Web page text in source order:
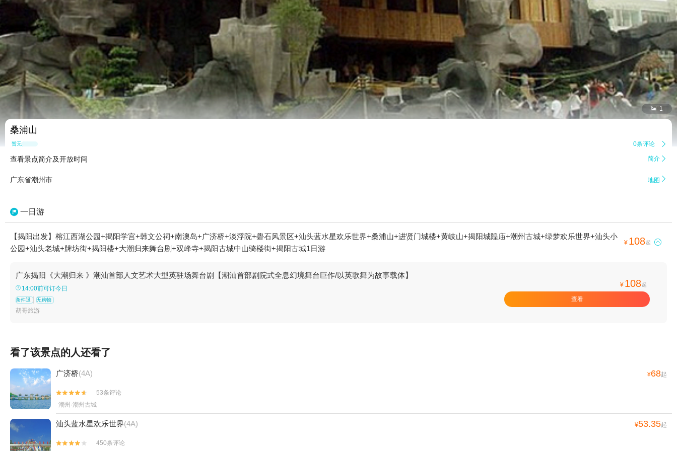
 1
桑浦山
暂无点评 0条评论 
查看景点简介及开放时间 简介 
广东省潮州市 地图 
一日游
【揭阳出发】榕江西湖公园+揭阳学宫+韩文公祠+南澳岛+广济桥+淡浮院+礐石风景区+汕头蓝水星欢乐世界+桑浦山+进贤门城楼+黄岐山+揭阳城隍庙+潮州古城+绿梦欢乐世界+汕头小
公园+汕头老城+牌坊街+揭阳楼+大潮归来舞台剧+双峰寺+揭阳古城中山骑楼街+揭阳古城1日游
¥ 108起 
广东揭阳《大潮归来 》潮汕首部人文艺术大型英驻场舞台剧【潮汕首部剧院式全息幻境舞台巨作/以英歌舞为故事载体】
14:00前可订今日
条件退 无购物
胡哥旅游
¥ 108起
查看
看了该景点的人还看了
广济桥(4A) ¥68起


53条评论
潮州·潮州古城
汕头蓝水星欢乐世界(4A) ¥53.35起

 450条评论